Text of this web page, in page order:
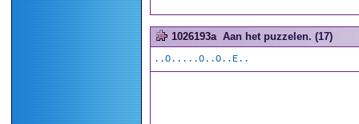
1026193a Aan het puzzelen. (17)
..O.....O..O..E..